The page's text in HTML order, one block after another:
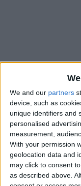
We and our partners
device, such as
unique identifiers and
personalised
measurement,
With your permission
geolocation data and
may click to consent
as described above.
Les résultats de
depuis plusieurs
naître des
entraîneur, Adi
chemin. Cette
champions par